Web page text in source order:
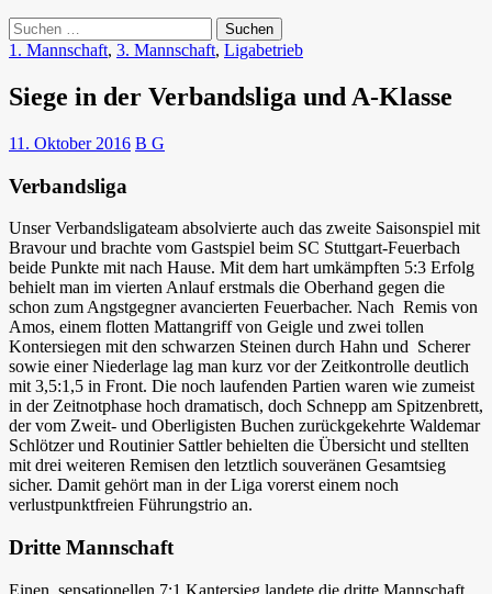
Suchen
nach:
1. Mannschaft, 3. Mannschaft, Ligabetrieb
Siege in der Verbandsliga und A-Klasse
11. Oktober 2016 B G
Verbandsliga
Unser Verbandsligateam absolvierte auch das zweite Saisonspiel mit
Bravour und brachte vom Gastspiel beim SC Stuttgart-Feuerbach
beide Punkte mit nach Hause. Mit dem hart umkämpften 5:3 Erfolg
behielt man im vierten Anlauf erstmals die Oberhand gegen die
schon zum Angstgegner avancierten Feuerbacher. Nach Remis von
Amos, einem flotten Mattangriff von Geigle und zwei tollen
Kontersiegen mit den schwarzen Steinen durch Hahn und Scherer
sowie einer Niederlage lag man kurz vor der Zeitkontrolle deutlich
mit 3,5:1,5 in Front. Die noch laufenden Partien waren wie zumeist
in der Zeitnotphase hoch dramatisch, doch Schnepp am Spitzenbrett,
der vom Zweit- und Oberligisten Buchen zurückgekehrte Waldemar
Schlötzer und Routinier Sattler behielten die Übersicht und stellten
mit drei weiteren Remisen den letztlich souveränen Gesamtsieg
sicher. Damit gehört man in der Liga vorerst einem noch
verlustpunktfreien Führungstrio an.
Dritte Mannschaft
Einen sensationellen 7:1 Kantersieg landete die dritte Mannschaft